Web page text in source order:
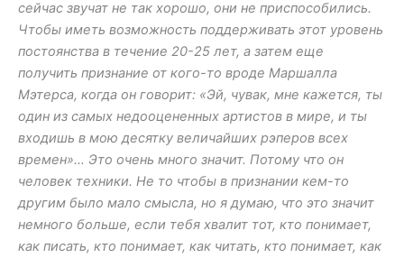
сейчас звучат не так хорошо, они не приспособились.
Чтобы иметь возможность поддерживать этот уровень
постоянства в течение 20-25 лет, а затем еще
получить признание от кого-то вроде Маршалла
Мэтерса, когда он говорит: «Эй, чувак, мне кажется, ты
один из самых недооцененных артистов в мире, и ты
входишь в мою десятку величайших рэперов всех
времен»… Это очень много значит. Потому что он
человек техники. Не то чтобы в признании кем-то
другим было мало смысла, но я думаю, что это значит
немного больше, если тебя хвалит тот, кто понимает,
как писать, кто понимает, как читать, кто понимает, как